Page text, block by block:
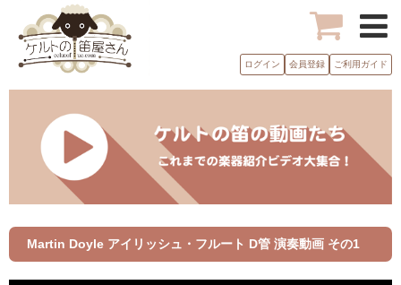
ログイン 会員登録 ご利用ガイド
Martin Doyle アイリッシュ・フルート D管 演奏動画 その1